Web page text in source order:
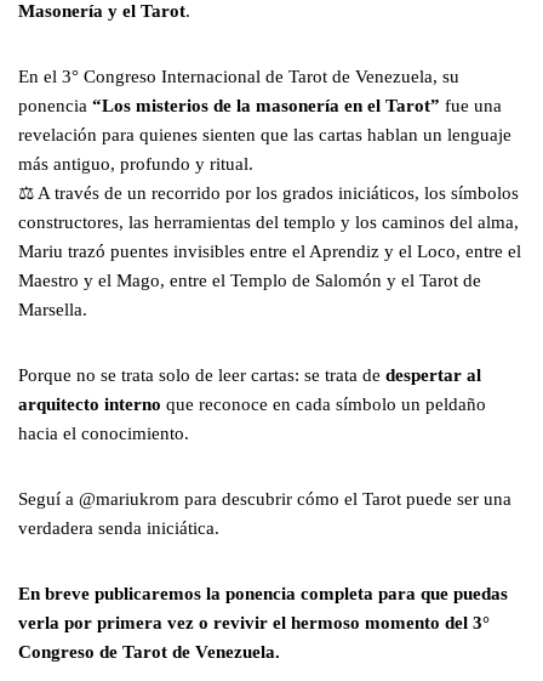
Masonería y el Tarot.
En el 3° Congreso Internacional de Tarot de Venezuela, su
ponencia “Los misterios de la masonería en el Tarot” fue una
revelación para quienes sienten que las cartas hablan un lenguaje
más antiguo, profundo y ritual.
⚖️ A través de un recorrido por los grados iniciáticos, los símbolos
constructores, las herramientas del templo y los caminos del alma,
Mariu trazó puentes invisibles entre el Aprendiz y el Loco, entre el
Maestro y el Mago, entre el Templo de Salomón y el Tarot de
Marsella.
Porque no se trata solo de leer cartas: se trata de despertar al
arquitecto interno que reconoce en cada símbolo un peldaño
hacia el conocimiento.
Seguí a @mariukrom para descubrir cómo el Tarot puede ser una
verdadera senda iniciática.
En breve publicaremos la ponencia completa para que puedas
verla por primera vez o revivir el hermoso momento del 3°
Congreso de Tarot de Venezuela.